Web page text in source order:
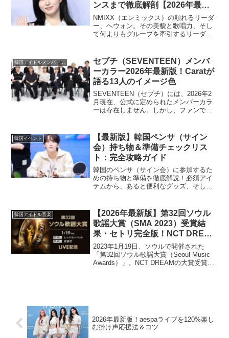
ンスまで徹底解剖【2026年最新
版】
NMIXX（エンミックス）の頼れるリーダ
ー、ヘウォン。その美貌と歌唱力、そし
て何よりもグループを牽引するリーダー
長、年齢、本名といった基本的な情報か
ら、彼女のスタイル、パ...
韓国アイドルメンバーカラー
セブチ（SEVENTEEN）メンバ
ーカラー2026年最新版！Caratが
語る13人のイメージ色
SEVENTEEN（セブチ）には、2026年2
月現在、公式に定められたメンバーカラ
ーは存在しません。しかし、ファンであ
ュアルの変化から連想されるイメージカ
ラーが、...
韓国イベント
【最新版】韓国ペンサ（サイン
会）持ち物＆準備チェックリス
ト：完全攻略ガイド
韓国のペンサ（サイン会）に参加するた
めの持ち物と準備を徹底解説！必須アイ
テムから、あると便利なグッズ、そして
の方も、経験者の方も、この記事を読め
ばペンサを最大限に楽しむ...
韓国アイドル音楽
【2026年最新版】第32回ソウル
歌謡大賞（SMA 2023）受賞結
果・セトリ完全版！NCT DREAM
大賞から見るK-POPの現在
2023年1月19日、ソウルで開催された
「第32回ソウル歌謡大賞（Seoul Music
Awards）」。NCT DREAMの大賞受賞、
2026年最新版！aespaライブを120%楽し
む掛け声応援法＆コツ